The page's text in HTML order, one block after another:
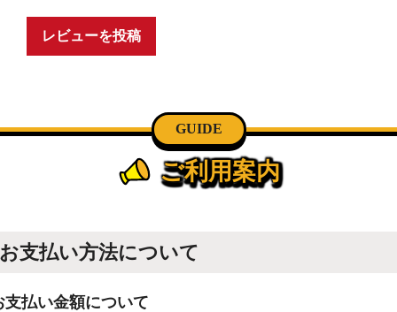
レビューを投稿
GUIDE
ご利用案内
お支払い方法について
支払い金額について